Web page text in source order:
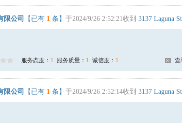
限公司 【已有 1 条】 于2024/9/26 2:52:21收到 3137 Laguna
服务态度： 1 服务质量： 1 诚信度： 1 查
限公司 【已有 1 条】 于2024/9/26 2:52:14收到 3137 Laguna